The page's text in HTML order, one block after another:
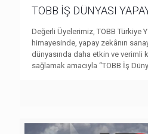
TOBB İŞ DÜNYASI
Değerli Üyelerimiz, TOBB Türkiye
himayesinde, yapay zekânın
dünyasında daha etkin ve verimli
sağlamak amacıyla “TOBB İş